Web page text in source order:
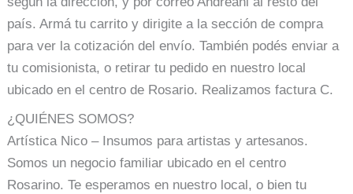
país. Armá tu carrito y dirigite a la sección de compra
para ver la cotización del envío. También podés enviar a
tu comisionista, o retirar tu pedido en nuestro local
ubicado en el centro de Rosario. Realizamos factura C.
¿QUIÉNES SOMOS?
Artística Nico – Insumos para artistas y artesanos.
Somos un negocio familiar ubicado en el centro
Rosarino. Te esperamos en nuestro local, o bien tu